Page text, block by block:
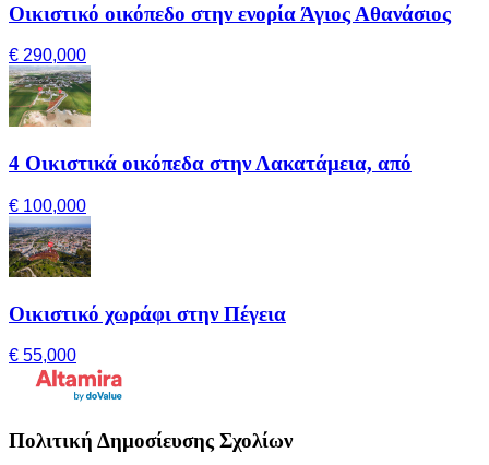
Οικιστικό οικόπεδο στην ενορία Άγιος Αθανάσιος
€ 290,000
4 Οικιστικά οικόπεδα στην Λακατάμεια, από
€ 100,000
Οικιστικό χωράφι στην Πέγεια
€ 55,000
Πολιτική Δημοσίευσης Σχολίων